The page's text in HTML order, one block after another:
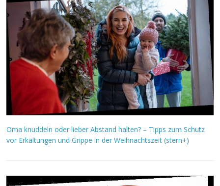
Oma knuddeln oder lieber Abstand halten? – Tipps zum Schutz
vor Erkältungen und Grippe in der Weihnachtszeit (stern+)